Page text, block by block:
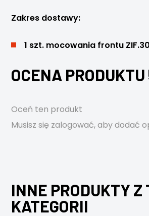
Zakres dostawy:
1 szt. mocowania frontu
OCENA
Oceń ten produkt
Musisz się zalogować, aby dodać
INNE PRODUKTY Z
KATEGORII